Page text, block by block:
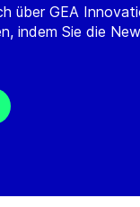
über GEA
indem Sie die